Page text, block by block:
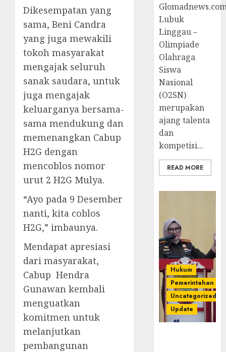
Dikesempatan yang
sama, Beni Candra
yang juga mewakili
tokoh masyarakat
mengajak seluruh
sanak saudara, untuk
juga mengajak
keluarganya bersama-
sama mendukung dan
memenangkan Cabup
H2G dengan
mencoblos nomor
urut 2 H2G Mulya.
“Ayo pada 9 Desember
nanti, kita coblos
H2G,” imbaunya.
Mendapat apresiasi
dari masyarakat,
Cabup Hendra
Gunawan kembali
menguatkan
komitmen untuk
melanjutkan
pembangunan
Lubuk
Linggau –
Olimpiade
Olahraga
Siswa
Nasional
(O2SN)
merupakan
ajang talenta
dan
kompetisi...
READ MORE
Hukum
Pemerintahan
Uncategorized
Update